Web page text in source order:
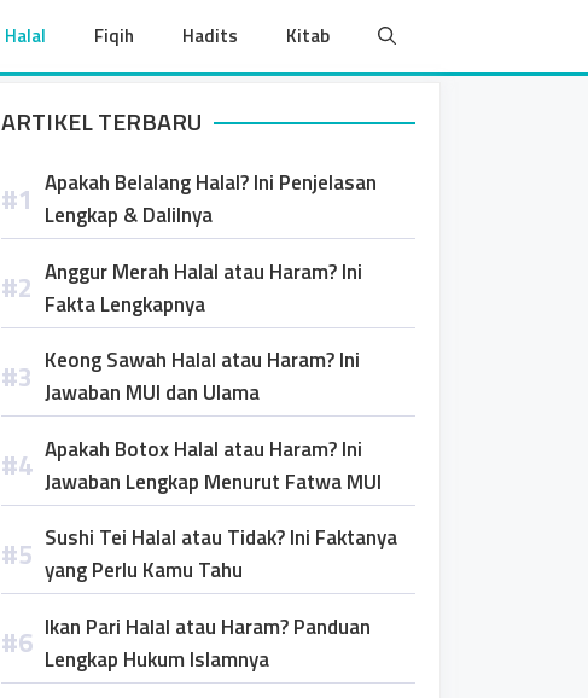
Halal Fiqih Hadits Kitab
ARTIKEL TERBARU
Apakah Belalang Halal? Ini Penjelasan
Lengkap & Dalilnya
Anggur Merah Halal atau Haram? Ini
Fakta Lengkapnya
Keong Sawah Halal atau Haram? Ini
Jawaban MUI dan Ulama
Apakah Botox Halal atau Haram? Ini
Jawaban Lengkap Menurut Fatwa MUI
Sushi Tei Halal atau Tidak? Ini Faktanya
yang Perlu Kamu Tahu
Ikan Pari Halal atau Haram? Panduan
Lengkap Hukum Islamnya